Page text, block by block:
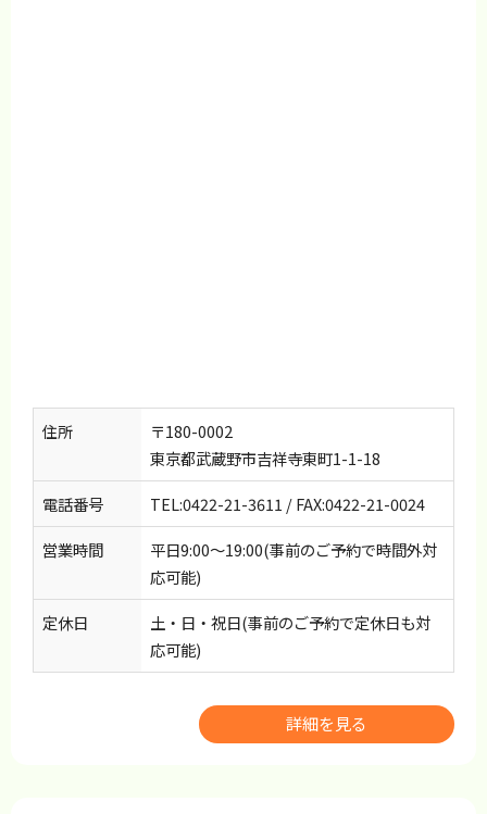
住所
〒180-0002
東京都武蔵野市吉祥寺東町1-1-18
電話番号
TEL:0422-21-3611 / FAX:0422-21-0024
営業時間
平日9:00～19:00(事前のご予約で時間外対
応可能)
定休日
土・日・祝日(事前のご予約で定休日も対
応可能)
詳細を見る